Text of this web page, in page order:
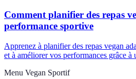
Comment planifier des repas
performance sportive
Apprenez à planifier des repas vegan
et à améliorer vos performances grâce
Menu Vegan Sportif